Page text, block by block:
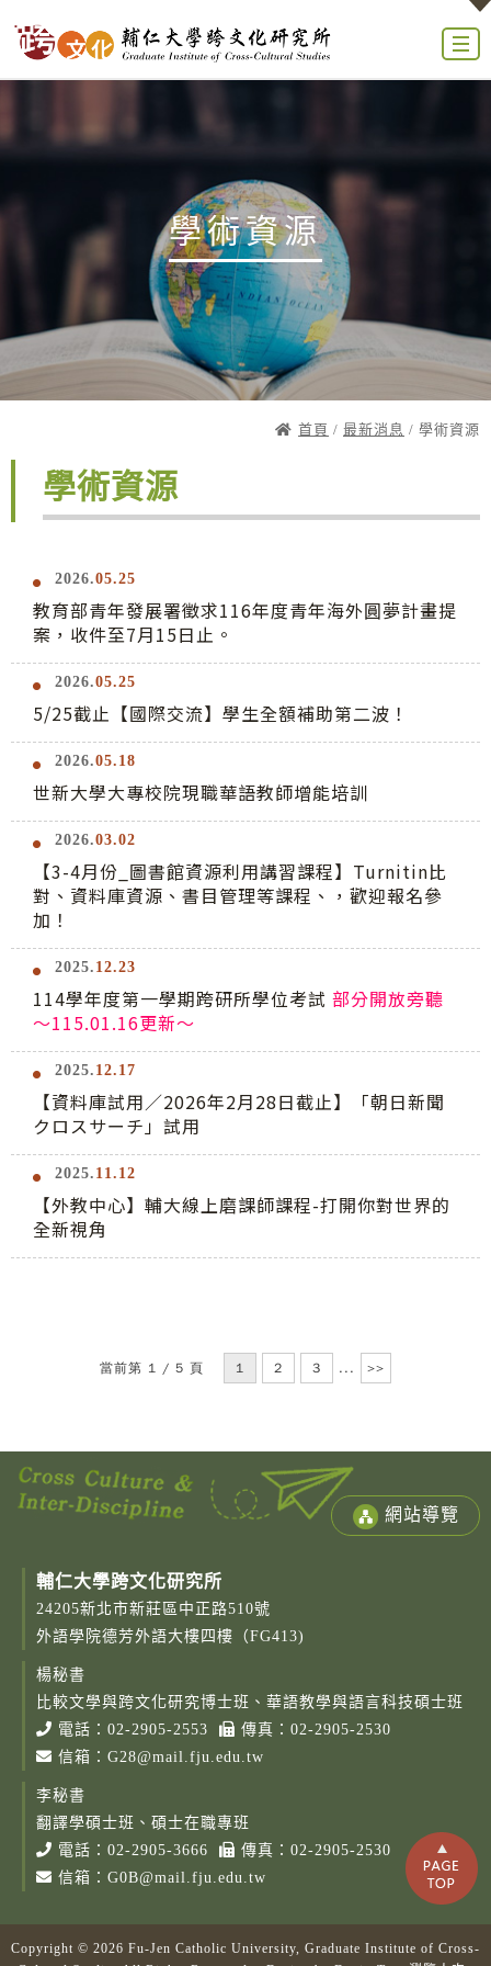
學術資源
首頁 / 最新消息 / 學術資源
學術資源
2026.05.25
教育部青年發展署徵求116年度青年海外圓夢計畫提
案，收件至7月15日止。
2026.05.25
5/25截止【國際交流】學生全額補助第二波！
2026.05.18
世新大學大專校院現職華語教師增能培訓
2026.03.02
【3-4月份_圖書館資源利用講習課程】Turnitin比
對、資料庫資源、書目管理等課程、，歡迎報名參
加！
2025. 12.23
114學年度第一學期跨研所學位考試 部分開放旁聽
～115.01.16更新～
2025. 12.17
【資料庫試用／2026年2月28日截止】「朝日新聞
クロスサーチ」試用
2025. 11.12
【外教中心】輔大線上磨課師課程-打開你對世界的
全新視角
當前第 1 / 5 頁 1 2 3 ... >>
網站導覽
輔仁大學跨文化研究所
24205新北市新莊區中正路510號
外語學院德芳外語大樓四樓（FG413)
楊秘書
比較文學與跨文化研究博士班、華語教學與語言科技碩士班
電話： 02-2905-2553
傳真：02-2905-2530
信箱： G28@mail.fju.edu.tw
李秘書
翻譯學碩士班、碩士在職專班
電話： 02-2905-3666
傳真：02-2905-2530
信箱： G0B@mail.fju.edu.tw
Copyright © 2026 Fu-Jen Catholic University, Graduate Institute of Cross-